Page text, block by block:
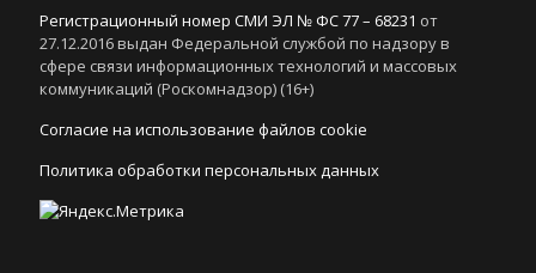
Регистрационный номер СМИ ЭЛ № ФС 77 – 68231 от
27.12.2016 выдан Федеральной службой по надзору в
сфере связи информационных технологий и массовых
коммуникаций (Роскомнадзор) (16+)
Согласие на использование файлов cookie
Политика обработки персональных данных